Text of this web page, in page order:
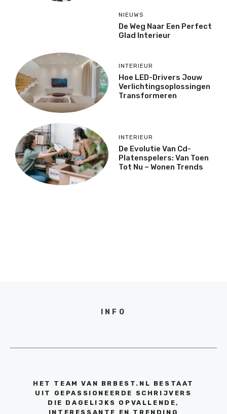
NIEUWS
De Weg Naar Een Perfect
Glad Interieur
INTERIEUR
Hoe LED-Drivers Jouw
Verlichtingsoplossingen
Transformeren
INTERIEUR
De Evolutie Van Cd-
Platenspelers: Van Toen
Tot Nu – Wonen Trends
INFO
HET TEAM VAN BRBEST.NL BESTAAT
UIT GEPASSIONEERDE SCHRIJVERS
DIE DAGELIJKS OPVALLENDE,
INTERESSANTE EN TRENDING